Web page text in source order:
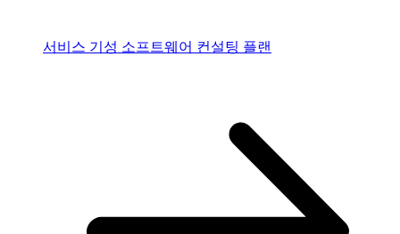
서비스 기성 소프트웨어 컨설팅 플랜